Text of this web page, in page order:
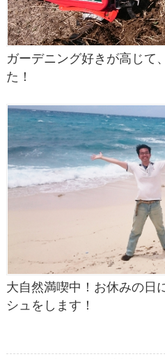
ガーデニング好きが高じて
た！
大自然満喫中！お休みの日
シュをします！